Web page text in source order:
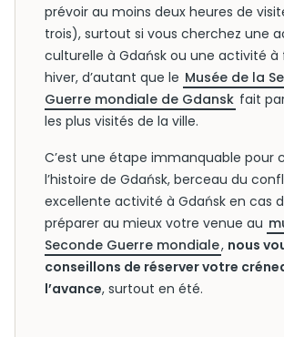
prévoir au moins deux heures de
trois), surtout si vous cherchez une
culturelle à Gdańsk ou une activité à
hiver, d’autant que le Musée de la
Guerre mondiale de Gdansk fait
les plus visités de la ville.
C’est une étape immanquable pour
l’histoire de Gdańsk, berceau du
excellente activité à Gdańsk en cas
préparer au mieux votre venue au
Seconde Guerre mondiale, nous
conseillons de réserver votre
l’avance, surtout en été.